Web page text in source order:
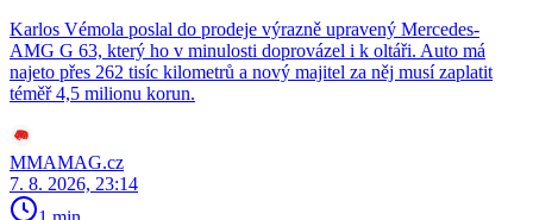
Karlos Vémola poslal do prodeje výrazně upravený Mercedes-
AMG G 63, který ho v minulosti doprovázel i k oltáři. Auto má
najeto přes 262 tisíc kilometrů a nový majitel za něj musí zaplatit
téměř 4,5 milionu korun.
MMAMAG.cz
7. 8. 2026, 23:14